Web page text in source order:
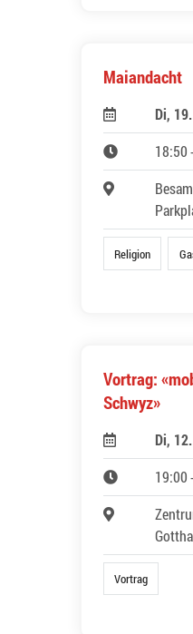
Maiandacht
Di,
18:50
Religion
Vortrag:
Schwyz»
Di,
19:00
Vortrag